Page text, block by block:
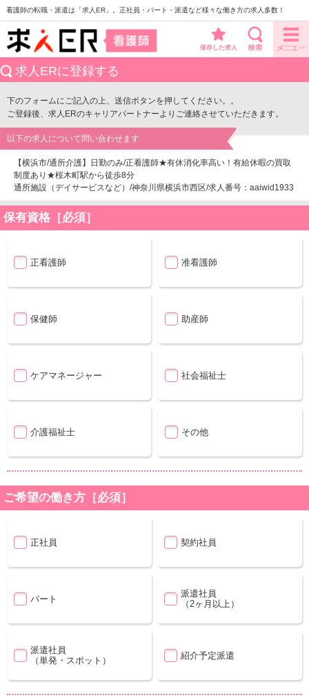
看護師の転職・派遣は「求人ER」。正社員・パート・派遣など様々な働き方の求人多数！
保存した求人
求人ERに登録する
下のフォームにご記入の上、送信ボタンを押してください。。
ご登録後、求人ERのキャリアパートナーよりご連絡させていただきます。
以下の求人について問い合わせます
【横浜市/通所介護】日勤のみ/正看護師★有休消化率高い！有給休暇の買取
制度あり★桜木町駅から徒歩8分
通所施設（デイサービスなど）/神奈川県横浜市西区/求人番号：aaiwid1933
保有資格［必須］
正看護師 准看護師
保健師 助産師
ケアマネージャー 社会福祉士
介護福祉士 その他
ご希望の働き方［必須］
正社員 契約社員
パート
派遣社員
（2ヶ月以上）
派遣社員
（単発・スポット）
紹介予定派遣